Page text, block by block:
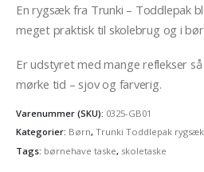
En rygsæk fra Trunki – Toddlepak
meget praktisk til skolebrug og i
Er udstyret med mange reflekser
mørke tid – sjov og farverig.
Varenummer (SKU): 0325-GB01
Kategorier: Børn, Trunki Toddlepak rygsæk
Tags: børnehave taske, skoletaske